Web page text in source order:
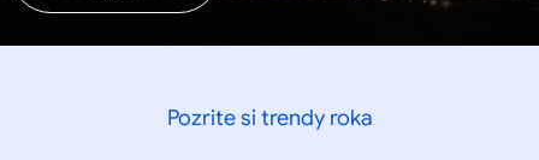
Pozrite si trendy roka